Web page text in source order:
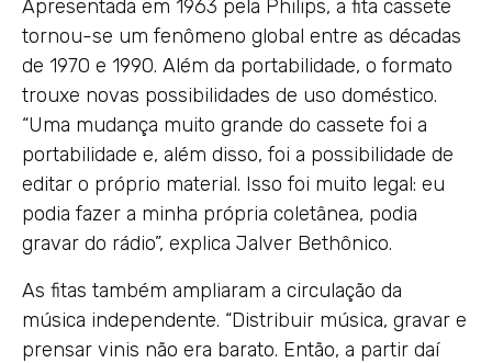
Apresentada em 1963 pela Philips, a fita cassete
tornou-se um fenômeno global entre as décadas
de 1970 e 1990. Além da portabilidade, o formato
trouxe novas possibilidades de uso doméstico.
“Uma mudança muito grande do cassete foi a
portabilidade e, além disso, foi a possibilidade de
editar o próprio material. Isso foi muito legal: eu
podia fazer a minha própria coletânea, podia
gravar do rádio”, explica Jalver Bethônico.
As fitas também ampliaram a circulação da
música independente. “Distribuir música, gravar e
prensar vinis não era barato. Então, a partir daí